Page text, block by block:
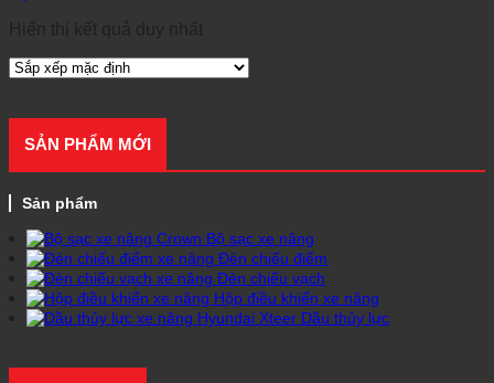
SẢN PHẨM MỚI
Sản phẩm
Bộ sạc xe nâng
Đèn chiếu điểm
Đèn chiếu vạch
Hộp điều khiển xe nâng
Dầu thủy lực